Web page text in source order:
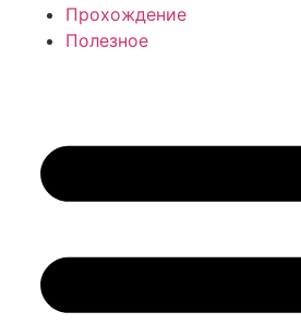
Прохождение
Полезное